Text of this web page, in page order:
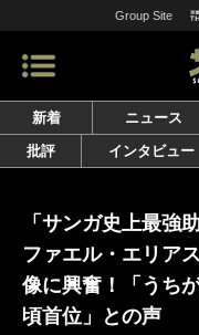
Group Site
新着 ニュース
批評
インタビュー
「サンガ史上最強
ファエル・エリア
像に興奮！「うち
頃首位」との声